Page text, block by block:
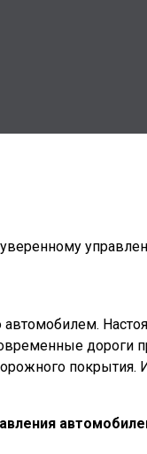
автомобилем.
дороги
покрытия.